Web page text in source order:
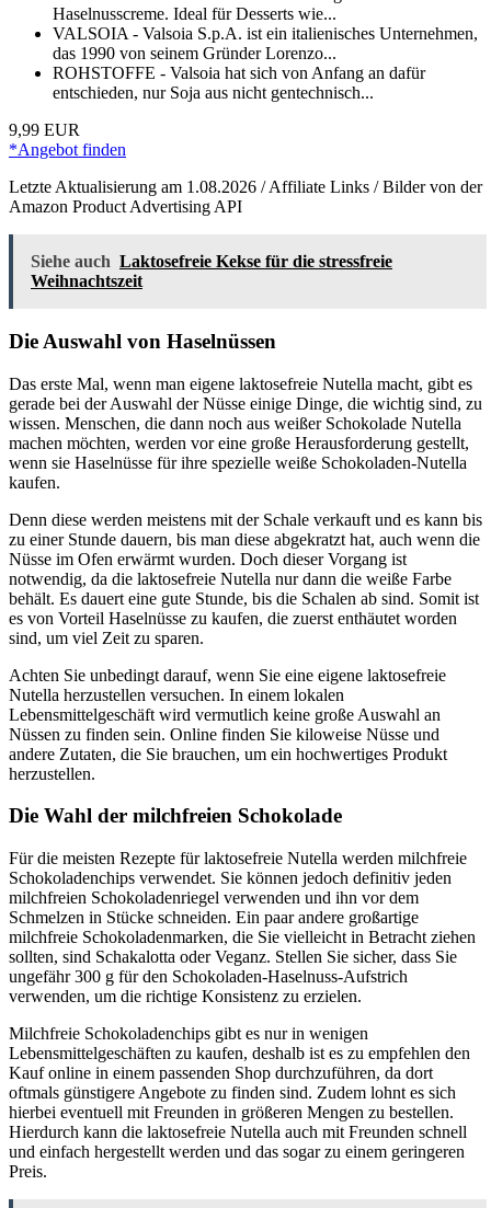
Haselnusscreme. Ideal für Desserts wie...
VALSOIA - Valsoia S.p.A. ist ein italienisches Unternehmen,
das 1990 von seinem Gründer Lorenzo...
ROHSTOFFE - Valsoia hat sich von Anfang an dafür
entschieden, nur Soja aus nicht gentechnisch...
9,99 EUR
*Angebot finden
Letzte Aktualisierung am 1.08.2026 / Affiliate Links / Bilder von der
Amazon Product Advertising API
Siehe auch Laktosefreie Kekse für die stressfreie
Weihnachtszeit
Die Auswahl von Haselnüssen
Das erste Mal, wenn man eigene laktosefreie Nutella macht, gibt es
gerade bei der Auswahl der Nüsse einige Dinge, die wichtig sind, zu
wissen. Menschen, die dann noch aus weißer Schokolade Nutella
machen möchten, werden vor eine große Herausforderung gestellt,
wenn sie Haselnüsse für ihre spezielle weiße Schokoladen-Nutella
kaufen.
Denn diese werden meistens mit der Schale verkauft und es kann bis
zu einer Stunde dauern, bis man diese abgekratzt hat, auch wenn die
Nüsse im Ofen erwärmt wurden. Doch dieser Vorgang ist
notwendig, da die laktosefreie Nutella nur dann die weiße Farbe
behält. Es dauert eine gute Stunde, bis die Schalen ab sind. Somit ist
es von Vorteil Haselnüsse zu kaufen, die zuerst enthäutet worden
sind, um viel Zeit zu sparen.
Achten Sie unbedingt darauf, wenn Sie eine eigene laktosefreie
Nutella herzustellen versuchen. In einem lokalen
Lebensmittelgeschäft wird vermutlich keine große Auswahl an
Nüssen zu finden sein. Online finden Sie kiloweise Nüsse und
andere Zutaten, die Sie brauchen, um ein hochwertiges Produkt
herzustellen.
Die Wahl der milchfreien Schokolade
Für die meisten Rezepte für laktosefreie Nutella werden milchfreie
Schokoladenchips verwendet. Sie können jedoch definitiv jeden
milchfreien Schokoladenriegel verwenden und ihn vor dem
Schmelzen in Stücke schneiden. Ein paar andere großartige
milchfreie Schokoladenmarken, die Sie vielleicht in Betracht ziehen
sollten, sind Schakalotta oder Veganz. Stellen Sie sicher, dass Sie
ungefähr 300 g für den Schokoladen-Haselnuss-Aufstrich
verwenden, um die richtige Konsistenz zu erzielen.
Milchfreie Schokoladenchips gibt es nur in wenigen
Lebensmittelgeschäften zu kaufen, deshalb ist es zu empfehlen den
Kauf online in einem passenden Shop durchzuführen, da dort
oftmals günstigere Angebote zu finden sind. Zudem lohnt es sich
hierbei eventuell mit Freunden in größeren Mengen zu bestellen.
Hierdurch kann die laktosefreie Nutella auch mit Freunden schnell
und einfach hergestellt werden und das sogar zu einem geringeren
Preis.